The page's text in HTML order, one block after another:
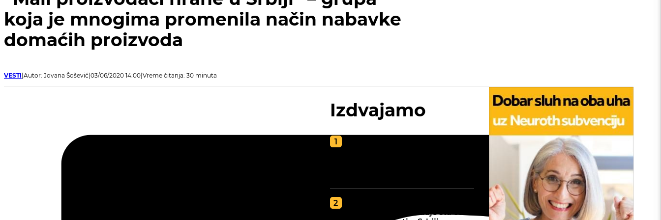
koja je mnogima promenila način nabavke
domaćih proizvoda
VESTI Autor: Jovana Šošević 03/06/2020 14:00 Vreme čitanja: 30 minuta
Izdvajamo
tip zemljišta određuje šta će